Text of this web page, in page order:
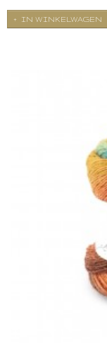
IN WINKELWAGEN